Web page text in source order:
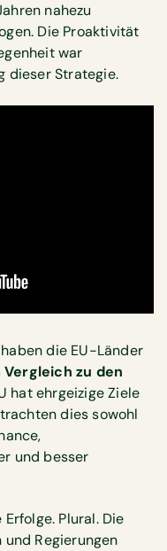
nahezu
Die Proaktivität
war
dieser Strategie.
die EU-Länder
Vergleich zu den
hat ehrgeizige Ziele
dies sowohl
und besser
Plural. Die
Regierungen